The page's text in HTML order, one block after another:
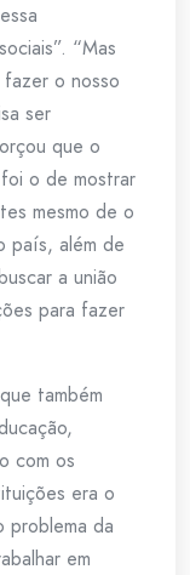
“Mas
o nosso
ser
que o
o de mostrar
mesmo de o
país, além de
a união
para fazer
também
com os
era o
problema da
em